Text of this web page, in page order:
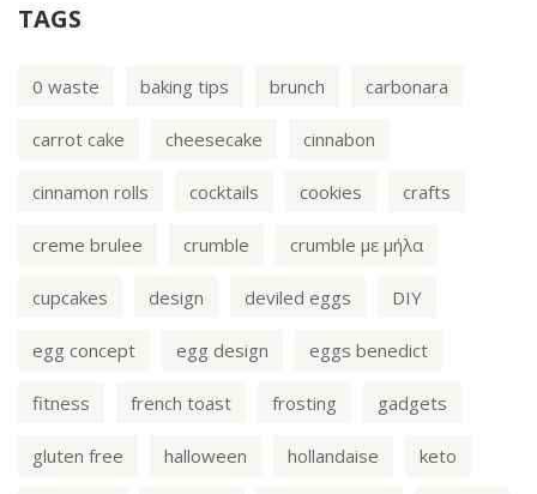
TAGS
0 waste baking tips brunch carbonara
carrot cake cheesecake cinnabon
cinnamon rolls cocktails cookies crafts
creme brulee crumble crumble με μήλα
cupcakes design deviled eggs DIY
egg concept egg design eggs benedict
fitness french toast frosting gadgets
gluten free halloween hollandaise keto